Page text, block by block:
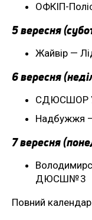
ОФКІП-
5 вересня
Жайвір —
6 вересня
СДЮСШОР
Надбужжя
7 вересня
ДЮСШ№ 3
Повний